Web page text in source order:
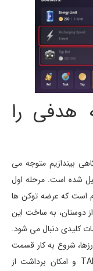
هدفی را
بیندازیم متوجه می
اصلی تشکیل شده است. مرحله اول
است که عرضه توکن ها
از دوستان، به ساخت این
کلیدی دنبال می شود.
شروع به کار قسمت
استخراج نقدینگی و در نهایت ایجاد توکن TAPS و امکان برداشت از